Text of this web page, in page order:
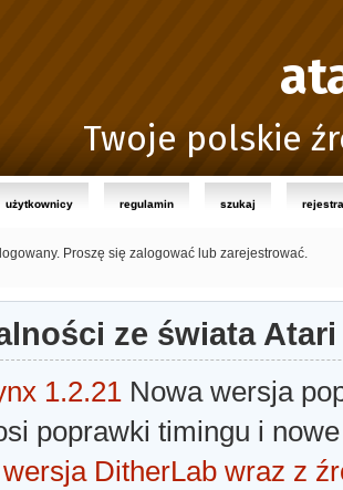
Twoje polskie
użytkownicy regulamin szukaj
Proszę się zalogować lub zarejestrować.
ze świata Atari
1.2.21 Nowa wersja
poprawki timingu i
DitherLab wraz z